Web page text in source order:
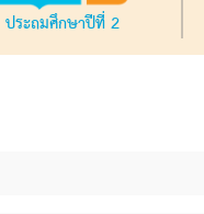
ประถมศึกษาปีที่ 2